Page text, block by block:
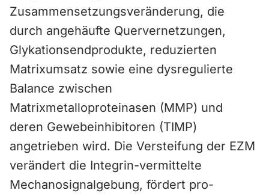
Zusammensetzungsveränderung, die
durch angehäufte Quervernetzungen,
Glykationsendprodukte, reduzierten
Matrixumsatz sowie eine dysregulierte
Balance zwischen
Matrixmetalloproteinasen (MMP) und
deren Gewebeinhibitoren (TIMP)
angetrieben wird. Die Versteifung der EZM
verändert die Integrin-vermittelte
Mechanosignalgebung, fördert pro-